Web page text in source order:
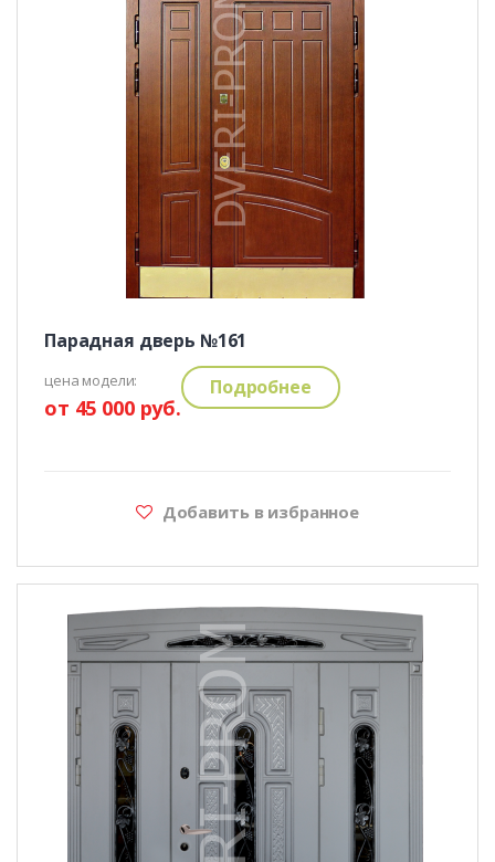
Парадная дверь №161
цена модели:
от 45 000 руб.
Подробнее
Добавить в избранное